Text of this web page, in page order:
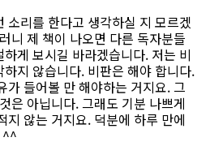
소리를 한다고 생각하실 지 모르겠
니 제 책이 나오면 다른 독자분들
게 보시길 바라겠습니다. 저는 비
지 않습니다. 비판은 해야 합니다.
가 들어볼 만 해야하는 거지요. 그
은 아닙니다. 그래도 기분 나쁘게
지 않는 거지요. 덕분에 하루 만에
^^